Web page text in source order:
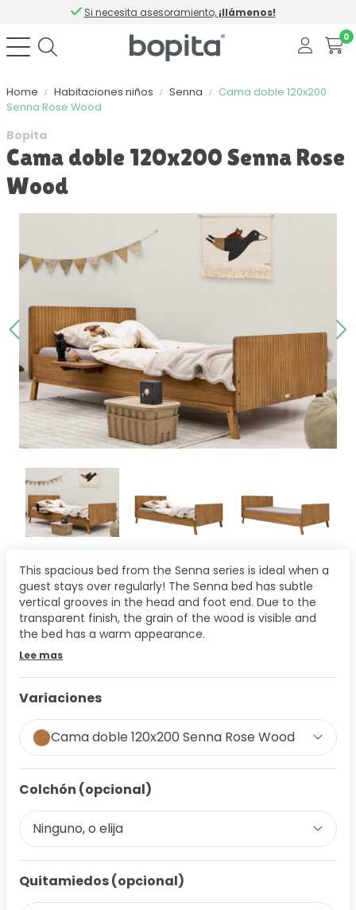
Si necesita asesoramiento, ¡llámenos!
0
Home Habitaciones niños Senna
Cama doble 120x200
Senna Rose Wood
Bopita
Cama doble 120x200 Senna Rose
Wood
This spacious bed from the Senna series is ideal when a
guest stays over regularly! The Senna bed has subtle
vertical grooves in the head and foot end. Due to the
transparent finish, the grain of the wood is visible and
the bed has a warm appearance.
Lee mas
Variaciones
Cama doble 120x200 Senna Rose Wood
Colchón (opcional)
Ninguno, o elija
Quitamiedos (opcional)